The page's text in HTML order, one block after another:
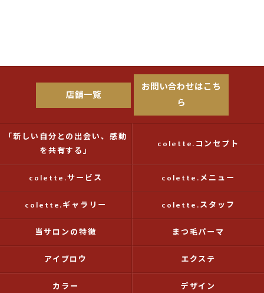
店舗一覧
お問い合わせはこち
ら
「新しい自分との出会い、感動
を共有する」
colette.コンセプト
colette.サービス colette.メニュー
colette.ギャラリー colette.スタッフ
当サロンの特徴 まつ毛パーマ
アイブロウ エクステ
カラー デザイン